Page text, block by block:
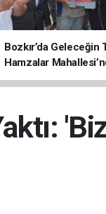
Bozkır’da Geleceğin
Hamzalar
Kursu İnşaatı Başladı